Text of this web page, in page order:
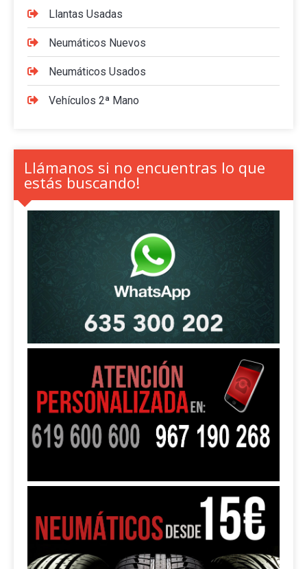
Llantas Usadas
Neumáticos Nuevos
Neumáticos Usados
Vehículos 2ª Mano
Llámanos si no encuentras lo que
estás buscando!